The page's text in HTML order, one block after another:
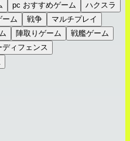
pc おすすめゲーム
ハクスラ
ーム 戦争
マルチプレイ
陣取りゲーム
戦艦ゲーム
ディフェンス